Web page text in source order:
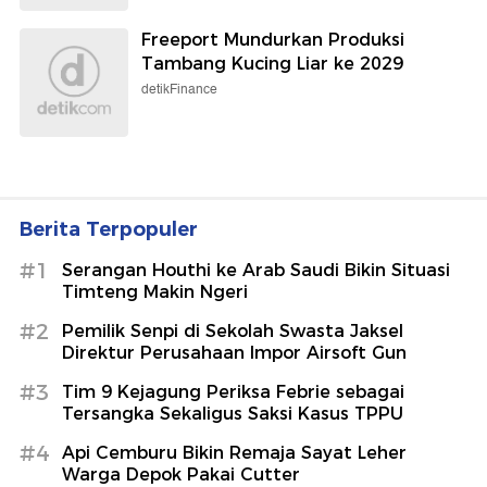
Freeport Mundurkan Produksi
Tambang Kucing Liar ke 2029
detikFinance
Berita Terpopuler
#1
Serangan Houthi ke Arab Saudi Bikin Situasi
Timteng Makin Ngeri
#2
Pemilik Senpi di Sekolah Swasta Jaksel
Direktur Perusahaan Impor Airsoft Gun
#3
Tim 9 Kejagung Periksa Febrie sebagai
Tersangka Sekaligus Saksi Kasus TPPU
#4
Api Cemburu Bikin Remaja Sayat Leher
Warga Depok Pakai Cutter